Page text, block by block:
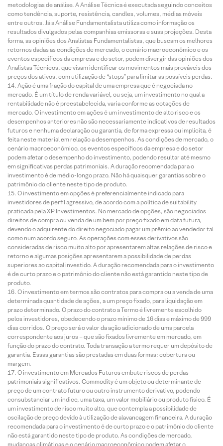
metodologias de análise. A Análise Técnica é executada seguindo conceitos
como tendência, suporte, resistência, candles, volumes, médias móveis
entre outros. Já a Análise Fundamentalista utiliza como informação os
resultados divulgados pelas companhias emissoras e suas projeções. Desta
forma, as opiniões dos Analistas Fundamentalistas, que buscam os melhores
retornos dadas as condições de mercado, o cenário macroeconômico e os
eventos específicos da empresa e do setor, podem divergir das opiniões dos
Analistas Técnicos, que visam identificar os movimentos mais prováveis dos
preços dos ativos, com utilização de “stops” para limitar as possíveis perdas.
Ação é uma fração do capital de uma empresa que é negociada no
mercado. É um título de renda variável, ou seja, um investimento no qual a
rentabilidade não é preestabelecida, varia conforme as cotações de
mercado. O investimento em ações é um investimento de alto risco e os
desempenhos anteriores não são necessariamente indicativos de resultados
futuros e nenhuma declaração ou garantia, de forma expressa ou implícita, é
feita neste material em relação a desempenhos. As condições de mercado, o
cenário macroeconômico, os eventos específicos da empresa e do setor
podem afetar o desempenho do investimento, podendo resultar até mesmo
em significativas perdas patrimoniais. A duração recomendada para o
investimento é de médio-longo prazo. Não há quaisquer garantias sobre o
patrimônio do cliente neste tipo de produto.
O investimento em opções é preferencialmente indicado para
investidores de perfil agressivo, de acordo com a política de suitability
praticada pela XP Investimentos. No mercado de opções, são negociados
direitos de compra ou venda de um bem por preço fixado em data futura,
devendo o adquirente do direito negociado pagar um prêmio ao vendedor tal
como num acordo seguro. As operações com esses derivativos são
consideradas de risco muito alto por apresentarem altas relações de risco e
retorno e algumas posições apresentarem a possibilidade de perdas
superiores ao capital investido. A duração recomendada para o investimento
é de curto prazo e o patrimônio do cliente não está garantido neste tipo de
produto.
O investimento em termos são contratos para compra ou a venda de uma
determinada quantidade de ações, a um preço fixado, para liquidação em
prazo determinado. O prazo do contrato a Termo é livremente escolhido
pelos investidores, obedecendo o prazo mínimo de 16 dias e máximo de 999
dias corridos. O preço será o valor da ação adicionado de uma parcela
correspondente aos juros – que são fixados livremente em mercado, em
função do prazo do contrato. Toda transação a termo requer um depósito de
garantia. Essas garantias são prestadas em duas formas: cobertura ou
margem.
O investimento em Mercados Futuros embute riscos de perdas
patrimoniais significativos. Commodity é um objeto ou determinante de
preço de um contrato futuro ou outro instrumento derivativo, podendo
consubstanciar um índice, uma taxa, um valor mobiliário ou produto físico. É
um investimento de risco muito alto, que contempla a possibilidade de
oscilação de preço devido à utilização de alavancagem financeira. A duração
recomendada para o investimento é de curto prazo e o patrimônio do cliente
não está garantido neste tipo de produto. As condições de mercado,
mudanças climáticas e o cenário macroeconômico podem afetar o